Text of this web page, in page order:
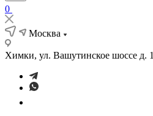
0
Москва
Химки, ул. Вашутинское шоссе д.